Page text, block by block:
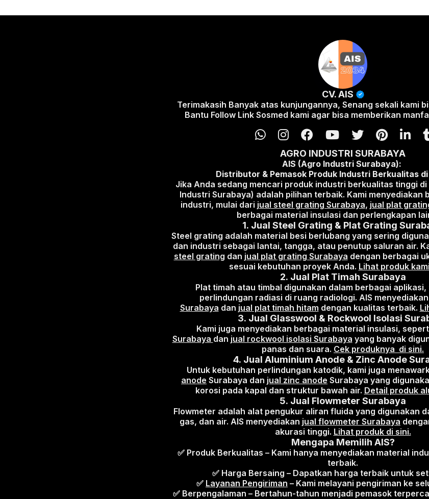
CV. AIS
Terimakasih Banyak atas kunjungannya, Senang sekali kami
Bantu Follow Link Sosmed kami agar bisa memberikan
AGRO INDUSTRI SURABAYA
AIS (Agro Industri Surabaya):
Distributor & Pemasok Produk Industri Berkualitas
Jika Anda sedang mencari produk industri berkualitas tinggi di
Industri Surabaya) adalah pilihan terbaik. Kami menyediakan
industri, mulai dari jual steel grating Surabaya, jual plat
berbagai material insulasi dan perlengkapan
1. Jual Steel Grating & Plat Grating
Steel grating adalah material besi berlubang yang sering
dan industri sebagai lantai, tangga, atau penutup saluran air.
steel grating dan jual plat grating Surabaya dengan berbagai
sesuai kebutuhan proyek Anda. Lihat produk
2. Jual Plat Timah Surabaya
Plat timah atau timbal digunakan dalam berbagai
perlindungan radiasi di ruang radiologi. AIS menyediakan
Surabaya dan jual plat timah hitam dengan kualitas terbaik.
3. Jual Glasswool & Rockwool Isolasi
Kami juga menyediakan berbagai material insulasi,
Surabaya dan jual rockwool isolasi Surabaya yang banyak
panas dan suara. Cek produknya di sini.
4. Jual Aluminium Anode & Zinc Anode
Untuk kebutuhan perlindungan katodik, kami juga
anode Surabaya dan jual zinc anode Surabaya yang
korosi pada kapal dan struktur bawah air. Detail produk
5. Jual Flowmeter Surabaya
Flowmeter adalah alat pengukur aliran fluida yang digunakan
gas, dan air. AIS menyediakan jual flowmeter Surabaya
akurasi tinggi. Lihat produk di sini.
Mengapa Memilih AIS?
✅ Produk Berkualitas – Kami hanya menyediakan material
terbaik.
✅ Harga Bersaing – Dapatkan harga terbaik untuk
✅ Layanan Pengiriman – Kami melayani pengiriman ke
✅ Berpengalaman – Bertahun-tahun menjadi pemasok